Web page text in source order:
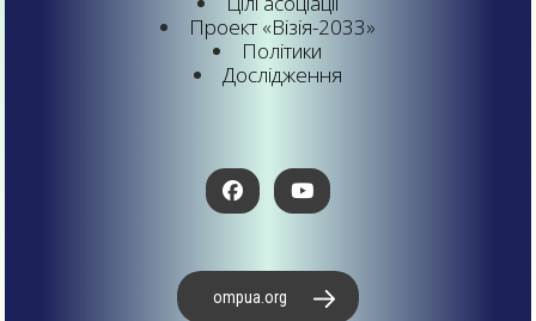
Проект «Візія-2033»
Політики
Дослідження
ompua.org